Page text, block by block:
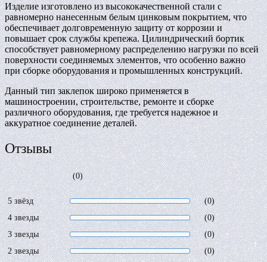
Изделие изготовлено из высококачественной стали с
равномерно нанесенным белым цинковым покрытием, что
обеспечивает долговременную защиту от коррозии и
повышает срок службы крепежа. Цилиндрический бортик
способствует равномерному распределению нагрузки по всей
поверхности соединяемых элементов, что особенно важно
при сборке оборудования и промышленных конструкций.
Данный тип заклепок широко применяется в
машиностроении, строительстве, ремонте и сборке
различного оборудования, где требуется надежное и
аккуратное соединение деталей.
Отзывы
(0)
5 звёзд
(0)
4 звезды
(0)
3 звезды
(0)
2 звезды
(0)